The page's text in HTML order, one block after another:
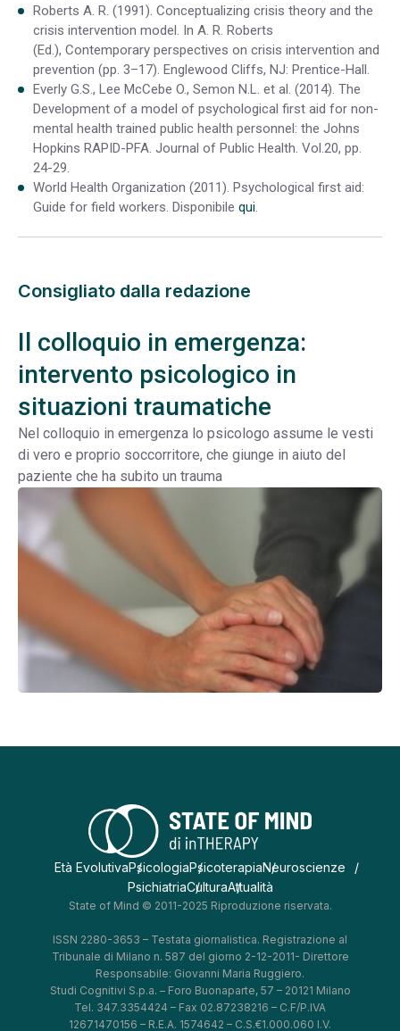
Roberts A. R. (1991). Conceptualizing crisis theory and the
crisis intervention model. In A. R. Roberts
(Ed.), Contemporary perspectives on crisis intervention and
prevention (pp. 3–17). Englewood Cliffs, NJ: Prentice-Hall.
Everly G.S., Lee McCebe O., Semon N.L. et al. (2014). The
Development of a model of psychological first aid for non-
mental health trained public health personnel: the Johns
Hopkins RAPID-PFA. Journal of Public Health. Vol.20, pp.
24-29.
World Health Organization (2011). Psychological first aid:
Guide for field workers. Disponibile qui.
Consigliato dalla redazione
Il colloquio in emergenza:
intervento psicologico in
situazioni traumatiche
Nel colloquio in emergenza lo psicologo assume le vesti
di vero e proprio soccorritore, che giunge in aiuto del
paziente che ha subito un trauma
Età EvolutivaPsicologiaPsicoterapiaNeuroscienze
PsichiatriaCulturaAttualità
State of Mind © 2011-2025 Riproduzione riservata.
ISSN 2280-3653 – Testata giornalistica. Registrazione al
Tribunale di Milano n. 587 del giorno 2-12-2011- Direttore
Responsabile: Giovanni Maria Ruggiero.
Studi Cognitivi S.p.a. – Foro Buonaparte, 57 – 20121 Milano
Tel. 347.3354424 – Fax 02.87238216 – C.F/P.IVA
12671470156 – R.E.A. 1574642 – C.S.€1.000.060 I.V.